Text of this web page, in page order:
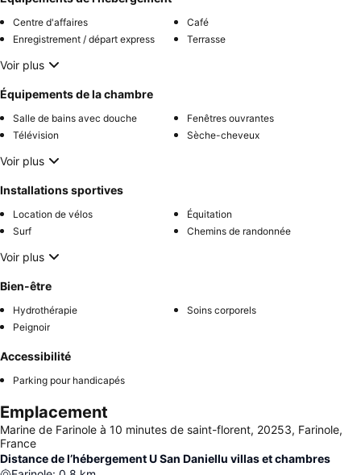
Centre d'affaires
Café
Enregistrement / départ express
Terrasse
Voir plus
Équipements de la chambre
Salle de bains avec douche
Fenêtres ouvrantes
Télévision
Sèche-cheveux
Voir plus
Installations sportives
Location de vélos
Équitation
Surf
Chemins de randonnée
Voir plus
Bien-être
Hydrothérapie
Soins corporels
Peignoir
Accessibilité
Parking pour handicapés
Emplacement
Marine de Farinole à 10 minutes de saint-florent, 20253, Farinole,
France
Distance de l’hébergement U San Daniellu villas et chambres